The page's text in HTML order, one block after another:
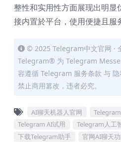
整性和实用性方面展现出明显
接内置於平台，使用便捷且服
© 2025 Telegram中文官网 ·
Telegram® 为 Telegram
容遵循 Telegram 服务条款 与 隐
禁止商用篡改，违者必究。
AI聊天机器人官网
Telegram AI试用
Telegram人工
下载Telegram助手
官网AI聊天